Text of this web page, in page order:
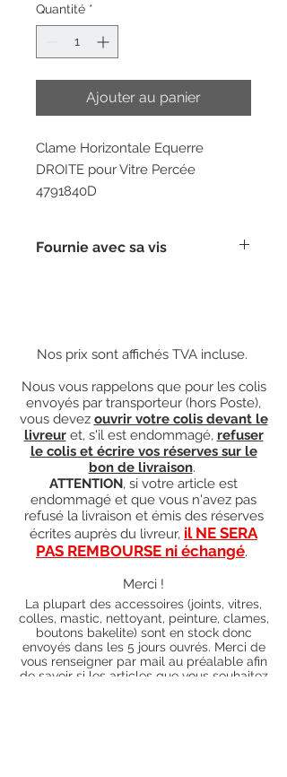
Quantité *
Ajouter au panier
Clame Horizontale Equerre
DROITE pour Vitre Percée
4791840D
Fournie avec sa vis
Nos prix sont affichés TVA incluse.
Nous vous rappelons que pour les colis
envoyés par transporteur (hors Poste),
vous devez ouvrir votre colis devant le
livreuret, s'il est endommagé, refuser
le colis et écrire vos réserves sur le
bon de livraison.
ATTENTION, si votre article est
endommagé et que vous n'avez pas
refusé la livraison et émis des réserves
écrites auprès du livreur, il NE SERA
PAS REMBOURSE ni échangé.
Merci !
La plupart des accessoires (joints, vitres,
colles, mastic, nettoyant, peinture, clames,
boutons bakelite) sont en stock donc
envoyés dans les 5 jours ouvrés. Merci de
vous renseigner par mail au préalable afin
de savoir si les articles que vous souhaitez